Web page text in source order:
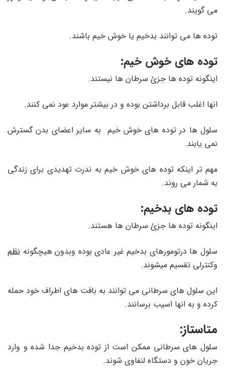
می گویند.
توده ها می توانند بدخیم یا خوش خیم باشند.
توده های خوش خیم:
اینگونه توده ها جزئ سرطان ها نیستند.
انها اغلب قابل برداشتن بوده و در بیشتر موارد عود نمی کنند.
سلول ها در توده های خوش خیم به سایر اعضای بدن گسترش
نمی یابند.
مهم تر اینکه توده های خوش خیم به ندرت تهدیدی برای زندگی
به شمار می روند.
توده های بدخیم:
اینگونه توده ها جزئ سرطان ها هستند.
سلول ها درتومورهای بدخیم غیر عادی بوده وبدون هیچگونه نظم
وکنترلی تقسیم میشوند.
این سلول های سرطانی می توانند به بافت های اطراف خود حمله
کرده و به انها اسیب برسانند.
متاستاز:
سلول های سرطانی ممکن است از توده بدخیم جدا شده و وارد
جریان خون و دستگاه لنفاوی شوند.